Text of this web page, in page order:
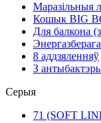
Маразільныя
Кошык BIG
Для балкона
8 аддзяленняў
З
Серыя
71 (SOFT